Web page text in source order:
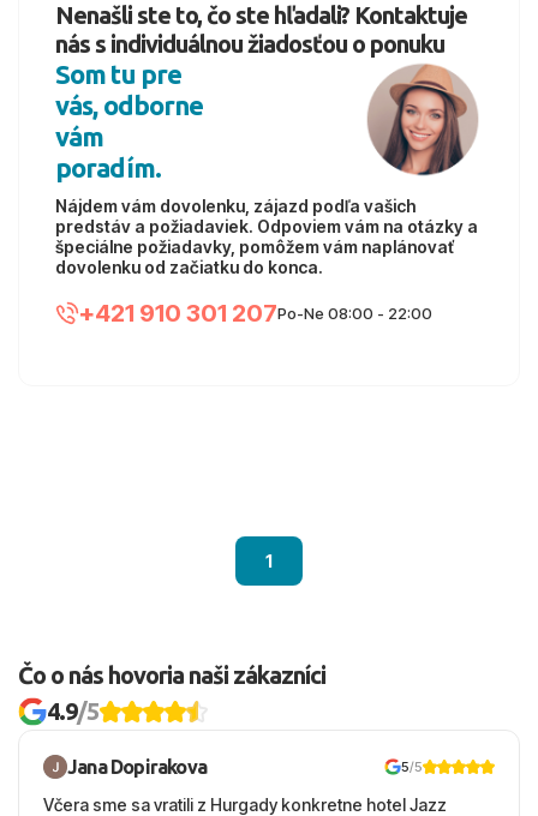
Nenašli ste to, čo ste hľadali? Kontaktuje
nás s individuálnou žiadosťou o ponuku
Som tu pre
vás, odborne
vám
poradím.
Nájdem vám dovolenku, zájazd podľa vašich
predstáv a požiadaviek. Odpoviem vám na otázky a
špeciálne požiadavky, pomôžem vám naplánovať
dovolenku od začiatku do konca.
+421 910 301 207Po-Ne 08:00 - 22:00
1
Čo o nás hovoria naši zákazníci
4.9/5
Jana Dopirakova 5/5
Včera sme sa vratili z Hurgady konkretne hotel Jazz